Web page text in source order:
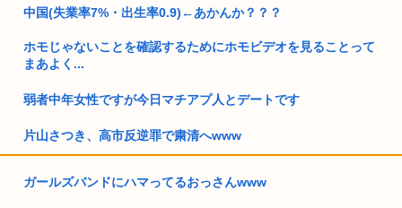
中国(失業率7%・出生率0.9)←あかんか？？？
ホモじゃないことを確認するためにホモビデオを見ることって
まあよく...
弱者中年女性ですが今日マチアプ人とデートです
片山さつき、高市反逆罪で粛清へwww
島カープ...
ガールズバンドにハマってるおっさんwww